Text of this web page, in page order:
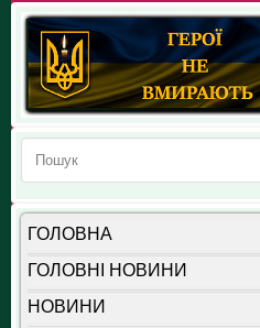
ГОЛОВНА
ГОЛОВНІ НОВИНИ
НОВИНИ